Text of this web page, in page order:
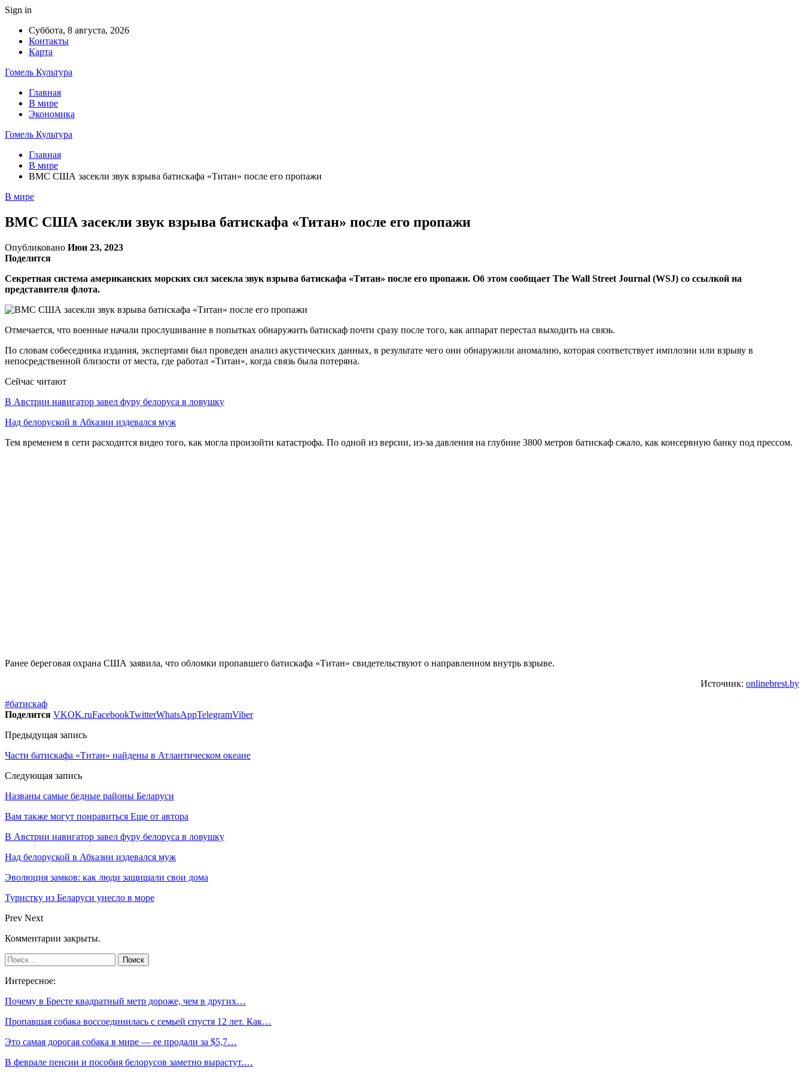
Sign in
Суббота, 8 августа, 2026
Контакты
Карта
Гомель Культура
Главная
В мире
Экономика
Гомель Культура
Главная
В мире
ВМС США засекли звук взрыва батискафа «Титан» после его пропажи
В мире
ВМС США засекли звук взрыва батискафа «Титан» после его пропажи
Опубликовано Июн 23, 2023
Поделится
Секретная система американских морских сил засекла звук взрыва батискафа «Титан» после его пропажи. Об этом сообщает The Wall Street Journal (WSJ) со ссылкой на
представителя флота.
Отмечается, что военные начали прослушивание в попытках обнаружить батискаф почти сразу после того, как аппарат перестал выходить на связь.
По словам собеседника издания, экспертами был проведен анализ акустических данных, в результате чего они обнаружили аномалию, которая соответствует имплозии или взрыву в
непосредственной близости от места, где работал «Титан», когда связь была потеряна.
Сейчас читают
В Австрии навигатор завел фуру белоруса в ловушку
Над белоруской в Абхазии издевался муж
Тем временем в сети расходится видео того, как могла произойти катастрофа. По одной из версии, из-за давления на глубине 3800 метров батискаф сжало, как консервную банку под прессом.
Ранее береговая охрана США заявила, что обломки пропавшего батискафа «Титан» свидетельствуют о направленном внутрь взрыве.
Источник: onlinebrest.by
#батискаф
Поделится VKOK.ruFacebookTwitterWhatsAppTelegramViber
Предыдущая запись
Части батискафа «Титан» найдены в Атлантическом океане
Следующая запись
Названы самые бедные районы Беларуси
Вам также могут понравиться Еще от автора
В Австрии навигатор завел фуру белоруса в ловушку
Над белоруской в Абхазии издевался муж
Эволюция замков: как люди защищали свои дома
Туристку из Беларуси унесло в море
Prev Next
Комментарии закрыты.
Интересное:
Почему в Бресте квадратный метр дороже, чем в других…
Пропавшая собака воссоединилась с семьей спустя 12 лет. Как…
Это самая дорогая собака в мире — ее продали за $5,7…
В феврале пенсии и пособия белорусов заметно вырастут.…